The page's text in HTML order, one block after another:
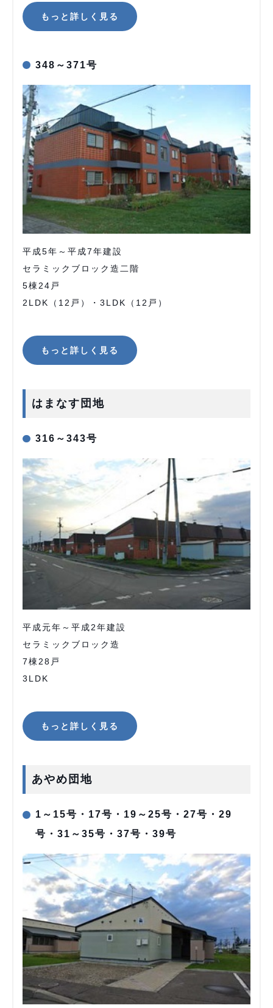
もっと詳しく見る
348～371号
平成5年～平成7年建設
セラミックブロック造二階
5棟24戸
2LDK（12戸）・3LDK（12戸）
もっと詳しく見る
はまなす団地
316～343号
平成元年～平成2年建設
セラミックブロック造
7棟28戸
3LDK
もっと詳しく見る
あやめ団地
1～15号・17号・19～25号・27号・29
号・31～35号・37号・39号